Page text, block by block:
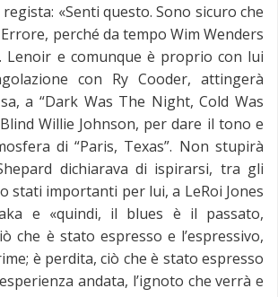
«Senti questo. Sono sicuro che
perché da tempo Wim Wenders
Lenoir e comunque è proprio con lui
con Ry Cooder, attingerà
a “Dark Was The Night, Cold Was
Willie Johnson, per dare il tono e
di “Paris, Texas”. Non stupirà
dichiarava di ispirarsi, tra gli
stati importanti per lui, a LeRoi Jones
e «quindi, il blues è il passato,
che è stato espresso e l’espressivo,
è perdita, ciò che è stato espresso
andata, l’ignoto che verrà e